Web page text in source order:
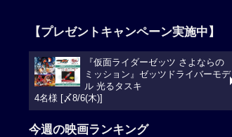
【プレゼントキャンペーン実施中】
『仮面ライダーゼッツ さよならの
ミッション』ゼッツドライバーモデ
ル 光るタスキ
4名様 [〆8/6(木)]
今週の映画ランキング